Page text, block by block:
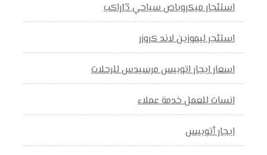
استئجار ميكروباص سياحي 13راكب
استئجر ليموزين لاند كروزر
اسعار ايجار اتوبيس مرسيدس للرحلات
انسات للعمل خدمة عملاء
ايجار أتوبيس